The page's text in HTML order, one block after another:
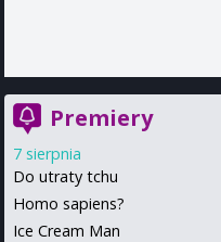
Premiery
7 sierpnia
Do utraty tchu
Homo sapiens?
Ice Cream Man